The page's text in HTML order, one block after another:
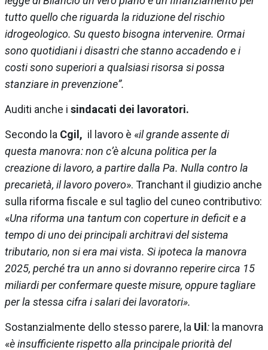
tutto quello che riguarda la riduzione del rischio
idrogeologico. Su questo bisogna intervenire. Ormai
sono quotidiani i disastri che stanno accadendo e i
costi sono superiori a qualsiasi risorsa si possa
stanziare in prevenzione”.
Auditi anche i sindacati dei lavoratori.
Secondo la Cgil, il lavoro è «il grande assente di
questa manovra: non c’è alcuna politica per la
creazione di lavoro, a partire dalla Pa. Nulla contro la
precarietà, il lavoro povero». Tranchant il giudizio anche
sulla riforma fiscale e sul taglio del cuneo contributivo:
«Una riforma una tantum con coperture in deficit e a
tempo di uno dei principali architravi del sistema
tributario, non si era mai vista. Si ipoteca la manovra
2025, perché tra un anno si dovranno reperire circa 15
miliardi per confermare queste misure, oppure tagliare
per la stessa cifra i salari dei lavoratori».
Sostanzialmente dello stesso parere, la Uil: la manovra
«è insufficiente rispetto alla principale priorità del